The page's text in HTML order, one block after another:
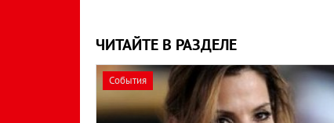
ЧИТАЙТЕ В РАЗДЕЛЕ
События